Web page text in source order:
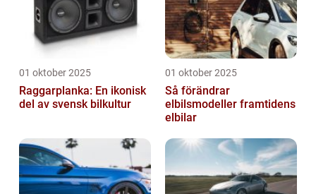
01 oktober 2025
Raggarplanka: En ikonisk
del av svensk bilkultur
01 oktober 2025
Så förändrar
elbilsmodeller framtidens
elbilar